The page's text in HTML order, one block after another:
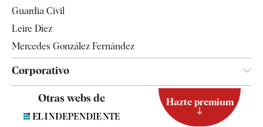
Guardia Civil
Leire Díez
Mercedes González Fernández
Corporativo
Contacto
Otras webs de Hazte premium